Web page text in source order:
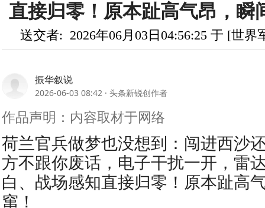
直接归零！原本趾高气昂，瞬
送交者: 2026年06月03日04:56:25 于 [世
振华叙说
2026-06-03 08:42 · 头条新锐创作者
作品声明：内容取材于网络
荷兰官兵做梦也没想到：闯进西沙
方不跟你废话，电子干扰一开，雷
白、战场感知直接归零！原本趾高
窜！